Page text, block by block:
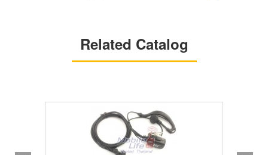
Related Catalog